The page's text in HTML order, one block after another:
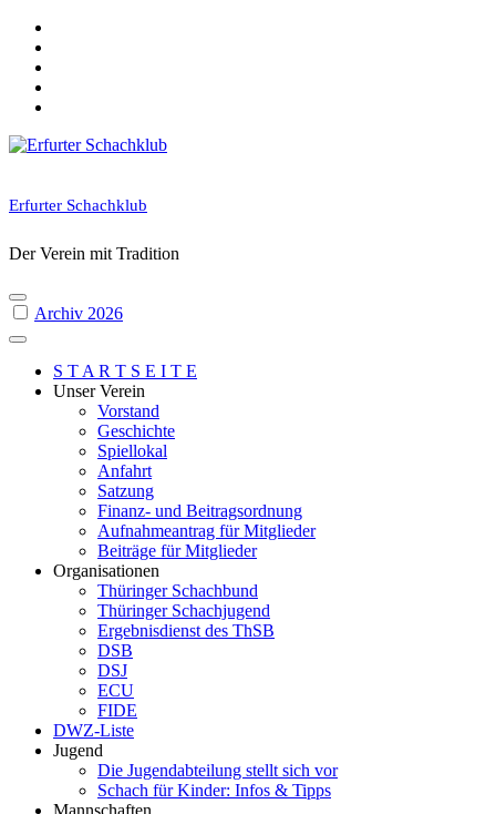
Skip
content
Erfurter Schachklub
Der Verein mit Tradition
Archiv 2026
S T A R T S E I T E
Unser Verein
Vorstand
Geschichte
Spiellokal
Anfahrt
Satzung
Finanz- und Beitragsordnung
Aufnahmeantrag für Mitglieder
Beiträge für Mitglieder
Organisationen
Thüringer Schachbund
Thüringer Schachjugend
Ergebnisdienst des ThSB
DSB
DSJ
ECU
FIDE
DWZ-Liste
Jugend
Die Jugendabteilung stellt sich vor
Schach für Kinder: Infos & Tipps
Mannschaften